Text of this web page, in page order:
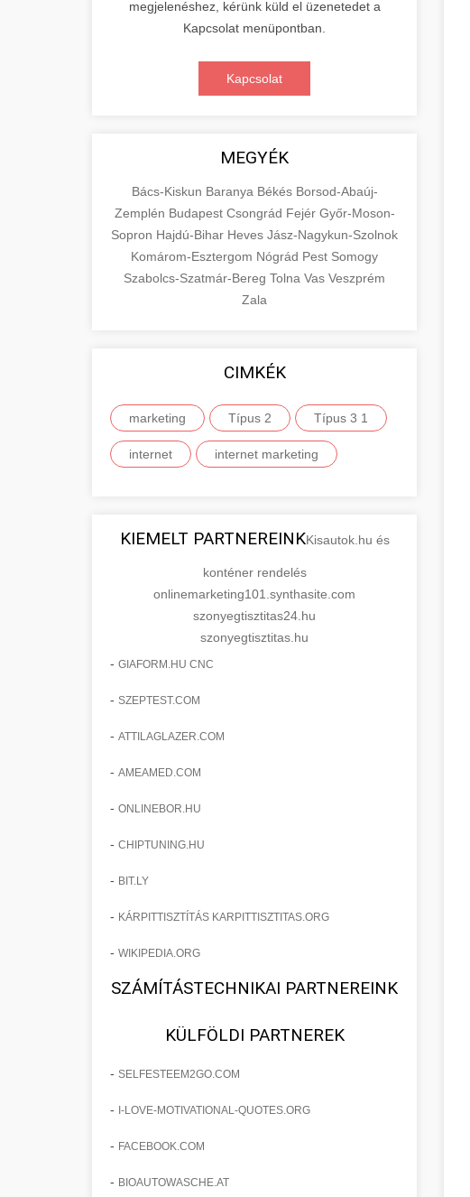
megjelenéshez, kérünk küld el üzenetedet a
Kapcsolat menüpontban.
Kapcsolat
MEGYÉK
Bács-Kiskun Baranya Békés Borsod-Abaúj-
Zemplén Budapest Csongrád Fejér Győr-Moson-
Sopron Hajdú-Bihar Heves Jász-Nagykun-Szolnok
Komárom-Esztergom Nógrád Pest Somogy
Szabolcs-Szatmár-Bereg Tolna Vas Veszprém
Zala
CIMKÉK
marketing Típus 2 Típus 3 1
internet internet marketing
KIEMELT PARTNEREINKKisautok.hu és
konténer rendelés
onlinemarketing101.synthasite.com
szonyegtisztitas24.hu
szonyegtisztitas.hu
- GIAFORM.HU CNC
- SZEPTEST.COM
- ATTILAGLAZER.COM
- AMEAMED.COM
- ONLINEBOR.HU
- CHIPTUNING.HU
- BIT.LY
- KÁRPITTISZTÍTÁS KARPITTISZTITAS.ORG
- WIKIPEDIA.ORG
SZÁMÍTÁSTECHNIKAI PARTNEREINK
KÜLFÖLDI PARTNEREK
- SELFESTEEM2GO.COM
- I-LOVE-MOTIVATIONAL-QUOTES.ORG
- FACEBOOK.COM
- BIOAUTOWASCHE.AT